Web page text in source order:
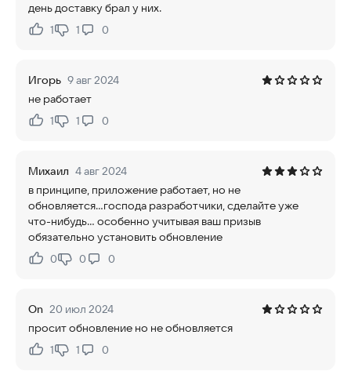
день доставку брал у них.
Нравится:
1Не нравится:
1 0
Игорь 9 авг 2024
не работает
Нравится:
1Не нравится:
1 0
Михаил 4 авг 2024
в принципе, приложение работает, но не
обновляется...господа разработчики, сделайте уже
что-нибудь... особенно учитывая ваш призыв
обязательно установить обновление
Нравится:
0Не нравится:
0 0
On 20 июл 2024
просит обновление но не обновляется
Нравится:
1Не нравится:
1 0